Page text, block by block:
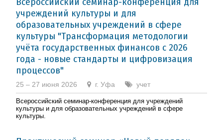
учреждений культуры и для
образовательных учреждений в сфере
культуры "Трансформация методологии
учёта государственных финансов с 2026
года - новые стандарты и цифровизация
процессов"
25 – 27 июня 2026 г. Уфа учет
Всероссийский семинар-конференция для учреждений
культуры и для образовательных учреждений в сфере
культуры.